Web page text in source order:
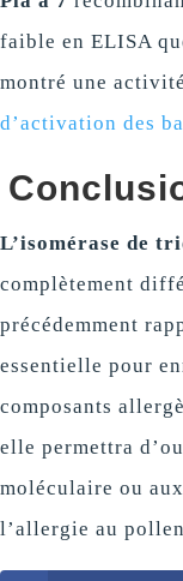
faible en ELISA
montré une
d’activation des
L’isomérase de
complètement
précédemment
essentielle pour
composants
elle permettra
moléculaire ou
l’allergie au